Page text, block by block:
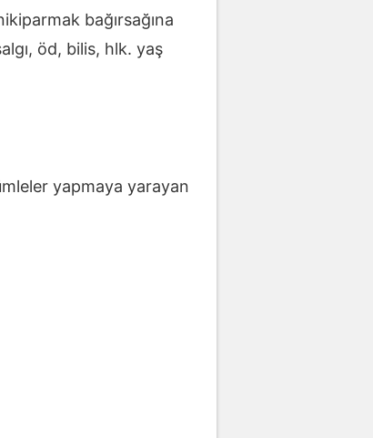
bağırsağına
öd, bilis, hlk. yaş
yapmaya yarayan